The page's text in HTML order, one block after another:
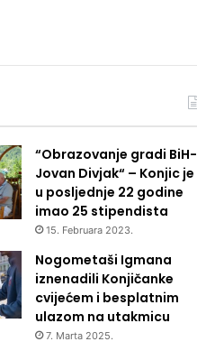
“Obrazovanje gradi BiH-
Jovan Divjak“ – Konjic je
u posljednje 22 godine
imao 25 ​​stipendista
15. Februara 2023.
Nogometaši Igmana
iznenadili Konjičanke
cvijećem i besplatnim
ulazom na utakmicu
7. Marta 2025.